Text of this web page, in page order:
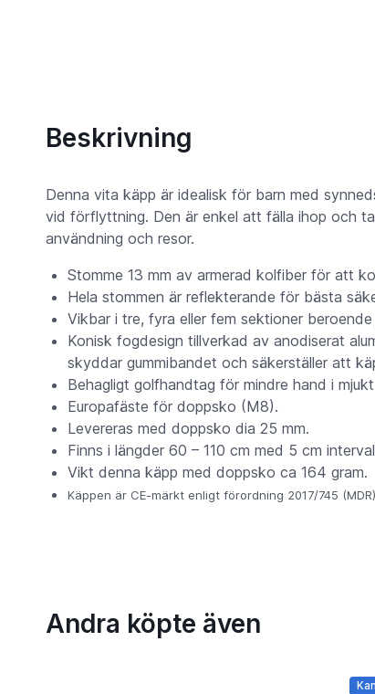
Beskrivning
Denna vita käpp är idealisk för barn med
vid förflyttning. Den är enkel att fälla ihop och
användning och resor.
Stomme 13 mm av armerad kolfiber för att
Hela stommen är reflekterande för bästa
Vikbar i tre, fyra eller fem sektioner
Konisk fogdesign tillverkad av anodiserat
skyddar gummibandet och säkerställer att
Behagligt golfhandtag för mindre hand i
Europafäste för doppsko (M8).
Levereras med doppsko dia 25 mm.
Finns i längder 60 – 110 cm med 5 cm
Vikt denna käpp med doppsko ca 164 gram.
Käppen är CE-märkt enligt förordning 2017/745
Andra köpte även